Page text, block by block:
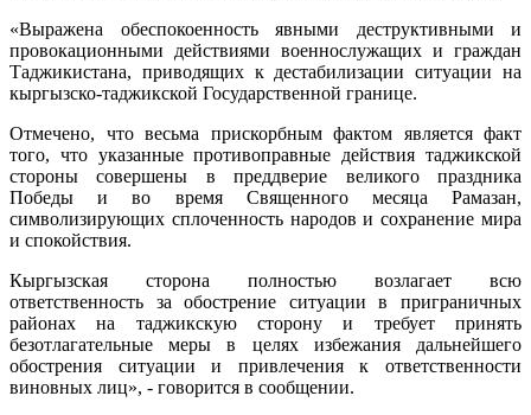
«Выражена обеспокоенность явными деструктивными и
провокационными действиями военнослужащих и граждан
Таджикистана, приводящих к дестабилизации ситуации на
кыргызско-таджикской Государственной границе.
Отмечено, что весьма прискорбным фактом является факт
того, что указанные противоправные действия таджикской
стороны совершены в преддверие великого праздника
Победы и во время Священного месяца Рамазан,
символизирующих сплоченность народов и сохранение мира
и спокойствия.
Кыргызская сторона полностью возлагает всю
ответственность за обострение ситуации в приграничных
районах на таджикскую сторону и требует принять
безотлагательные меры в целях избежания дальнейшего
обострения ситуации и привлечения к ответственности
виновных лиц», - говорится в сообщении.